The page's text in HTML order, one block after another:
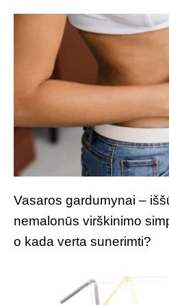
Vasaros gardumynai –
nemalonūs virškinimo
o kada verta sunerimti?